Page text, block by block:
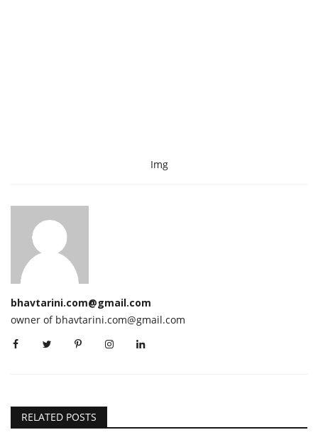
Img
bhavtarini.com@gmail.com
owner of bhavtarini.com@gmail.com
RELATED POSTS